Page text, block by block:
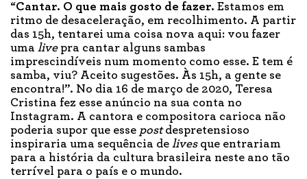
“Cantar. O que mais gosto de fazer. Estamos em
ritmo de desaceleração, em recolhimento. A partir
das 15h, tentarei uma coisa nova aqui: vou fazer
uma livepra cantar alguns sambas
imprescindíveis num momento como esse. E tem é
samba, viu? Aceito sugestões. Às 15h, a gente se
encontra!”. No dia 16 de março de 2020, Teresa
Cristina fez esse anúncio na sua conta no
Instagram. A cantora e compositora carioca não
poderia supor que esse postdespretensioso
inspiraria uma sequência de livesque entrariam
para a história da cultura brasileira neste ano tão
terrível para o país e o mundo.